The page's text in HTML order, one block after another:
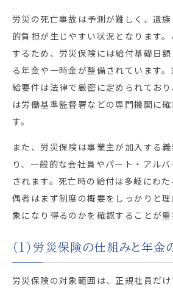
労災の死亡事故は予測が難しく、遺
的負担が生じやすい状況となります
するため、労災保険には給付基礎日
る年金や一時金が整備されています
給要件は法律で厳密に定められてお
は労働基準監督署などの専門機関に
す。
また、労災保険は事業主が加入する
り、一般的な会社員やパート・アル
されます。死亡時の給付は多岐にわ
偶者はまず制度の概要をしっかりと
象になり得るのかを確認することが重
（1）労災保険の仕組みと年金
労災保険の対象範囲は、正規社員だ